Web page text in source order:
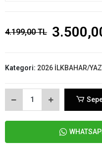
4.199,00 TL
Kategori: 2026 İLKBAHAR/YAZ